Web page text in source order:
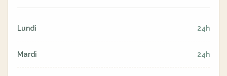
Lundi 24h
Mardi 24h